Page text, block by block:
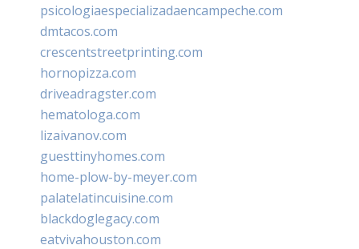
psicologiaespecializadaencampeche.com
dmtacos.com
crescentstreetprinting.com
hornopizza.com
driveadragster.com
hematologa.com
lizaivanov.com
guesttinyhomes.com
home-plow-by-meyer.com
palatelatincuisine.com
blackdoglegacy.com
eatvivahouston.com